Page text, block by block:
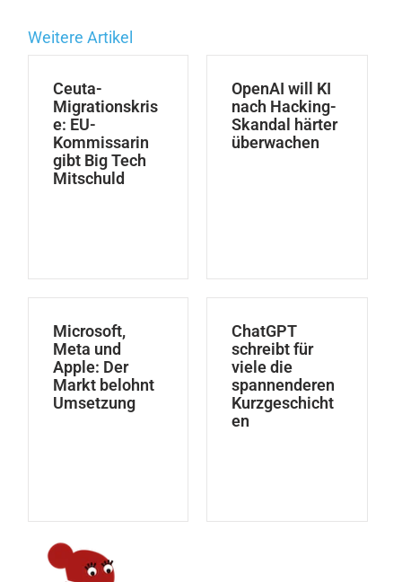
Weitere Artikel
Ceuta-
Migrationskris
e: EU-
Kommissarin
gibt Big Tech
Mitschuld
OpenAI will KI
nach Hacking-
Skandal härter
überwachen
Microsoft,
Meta und
Apple: Der
Markt belohnt
Umsetzung
ChatGPT
schreibt für
viele die
spannenderen
Kurzgeschicht
en